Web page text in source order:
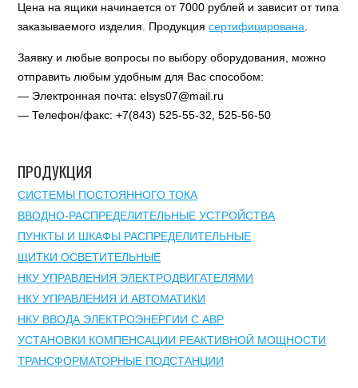
Цена на ящики начинается от 7000 рублей и зависит от типа
заказываемого изделия. Продукциясертифицирована
Заявку и любые вопросы по выбору оборудования, можно
отправить любым удобным для Вас способом:
— Электронная почта: elsys07@mail.ru
— Телефон/факс: +7(843) 525-55-32, 525-56-50
ПРОДУКЦИЯ
СИСТЕМЫ ПОСТОЯННОГО ТОКА
ВВОДНО-РАСПРЕДЕЛИТЕЛЬНЫЕ УСТРОЙСТВА
ПУНКТЫ И ШКАФЫ РАСПРЕДЕЛИТЕЛЬНЫЕ
ЩИТКИ ОСВЕТИТЕЛЬНЫЕ
НКУ УПРАВЛЕНИЯ ЭЛЕКТРОДВИГАТЕЛЯМИ
НКУ УПРАВЛЕНИЯ И АВТОМАТИКИ
НКУ ВВОДА ЭЛЕКТРОЭНЕРГИИ С АВР
УСТАНОВКИ КОМПЕНСАЦИИ РЕАКТИВНОЙ МОЩНОСТИ
ТРАНСФОРМАТОРНЫЕ ПОДСТАНЦИИ